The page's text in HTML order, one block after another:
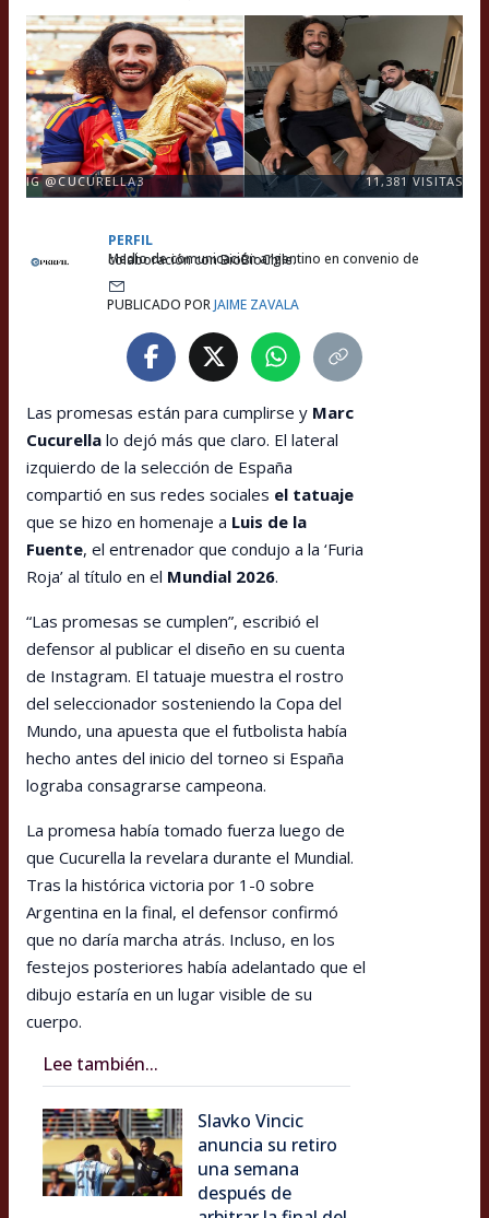
IG @CUCURELLA3 11,381VISITAS
PERFIL
Medio de comunicación argentino en convenio de colaboración con BioBioChile.
PUBLICADO PORJAIME ZAVALA
Las promesas están para cumplirse y Marc
Cucurella lo dejó más que claro. El lateral
izquierdo de la selección de España
compartió en sus redes sociales el tatuaje
que se hizo en homenaje a Luis de la
Fuente, el entrenador que condujo a la ‘Furia
Roja’ al título en el Mundial 2026.
“Las promesas se cumplen”, escribió el
defensor al publicar el diseño en su cuenta
de Instagram. El tatuaje muestra el rostro
del seleccionador sosteniendo la Copa del
Mundo, una apuesta que el futbolista había
hecho antes del inicio del torneo si España
lograba consagrarse campeona.
La promesa había tomado fuerza luego de
que Cucurella la revelara durante el Mundial.
Tras la histórica victoria por 1-0 sobre
Argentina en la final, el defensor confirmó
que no daría marcha atrás. Incluso, en los
festejos posteriores había adelantado que el
dibujo estaría en un lugar visible de su
cuerpo.
Lee también...
Slavko Vincic
anuncia su retiro
una semana
después de